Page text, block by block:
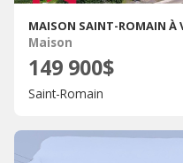
MAISON SAINT-ROMAIN À
Maison
149 900$
Saint-Romain